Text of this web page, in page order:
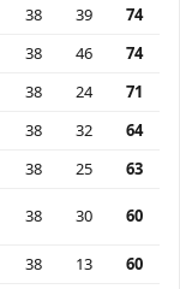
38 39
74
38 46
74
38 24
71
38 32
64
38 25 63
38 30 60
38 13
60